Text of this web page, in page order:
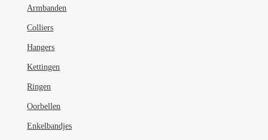
Armbanden
Colliers
Hangers
Kettingen
Ringen
Oorbellen
Enkelbandjes